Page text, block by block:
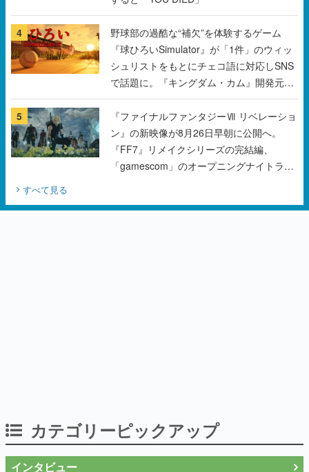
4
野球部の過酷な“補欠”を体験するゲーム
『球ひろいSimulator』が「1件」のウィッ
シュリストをもとにチェコ語に対応しSNS
で話題に。『キングダム・カム』開発元や
チェコのプロ野球選手から称賛の声
5
『ファイナルファンタジーⅦ リベレーショ
ン』の新映像が8月26日早朝に公開へ。
『FF7』リメイクシリーズの完結編、
「gamescom」のオープニングナイトライ
すべて見る
カテゴリーピックアップ
インタビュー